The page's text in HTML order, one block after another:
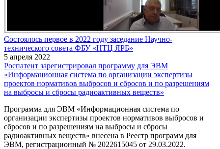
Cостоялось первое в 2022 году заседание Научно-
технического совета ФБУ «НТЦ ЯРБ»
5 апреля 2022
Роспатент зарегистрировал программу для ЭВМ
«Информационная система по организации экспертизы
проектов нормативов выбросов и сбросов и по разрешениям
на выбросы и сбросы радиоактивных веществ»
Программа для ЭВМ «Информационная система по
организации экспертизы проектов нормативов выбросов и
сбросов и по разрешениям на выбросы и сбросы
радиоактивных веществ» внесена в Реестр программ для
ЭВМ, регистрационный № 2022615045 от 29.03.2022.